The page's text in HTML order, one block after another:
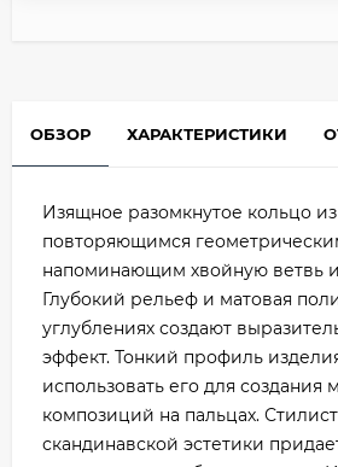
ОБЗОР ХАРАКТЕРИСТИКИ
Изящное разомкнутое кольцо
повторяющимся
напоминающим хвойную ветвь
Глубокий рельеф и матовая
углублениях создают
эффект. Тонкий профиль
использовать его для создания
композиций на пальцах.
скандинавской эстетики